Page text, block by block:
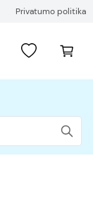
Privatumo politika